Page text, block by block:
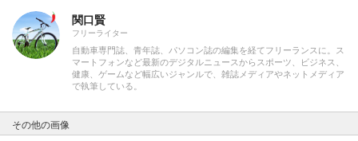
関口賢
フリーライター
自動車専門誌、青年誌、パソコン誌の編集を経てフリーランスに。ス
マートフォンなど最新のデジタルニュースからスポーツ、ビジネス、
健康、ゲームなど幅広いジャンルで、雑誌メディアやネットメディア
で執筆している。
その他の画像